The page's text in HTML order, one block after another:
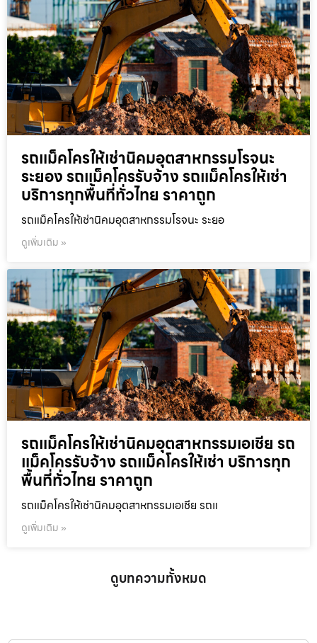
รถแม็คโครให้เช่านิคมอุตสาหกรรมโรจนะ
ระยอง รถแม็คโครรับจ้าง รถแม็คโครให้เช่า
บริการทุกพื้นที่ทั่วไทย ราคาถูก
รถแม็คโครให้เช่านิคมอุตสาหกรรมโรจนะ ระยอ
ดูเพิ่มเติม »
รถแม็คโครให้เช่านิคมอุตสาหกรรมเอเชีย รถ
แม็คโครรับจ้าง รถแม็คโครให้เช่า บริการทุก
พื้นที่ทั่วไทย ราคาถูก
รถแม็คโครให้เช่านิคมอุตสาหกรรมเอเชีย รถแ
ดูเพิ่มเติม »
ดูบทความทั้งหมด